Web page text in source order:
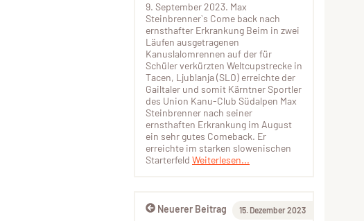
9. September 2023. Max
Steinbrenner`s Come back nach
ernsthafter Erkrankung Beim in zwei
Läufen ausgetragenen
Kanuslalomrennen auf der für
Schüler verkürzten Weltcupstrecke in
Tacen, Ljublanja (SLO) erreichte der
Gailtaler und somit Kärntner Sportler
des Union Kanu-Club Südalpen Max
Steinbrenner nach seiner
ernsthaften Erkrankung im August
ein sehr gutes Comeback. Er
erreichte im starken slowenischen
Starterfeld Weiterlesen...
Neuerer Beitrag 15. Dezember 2023